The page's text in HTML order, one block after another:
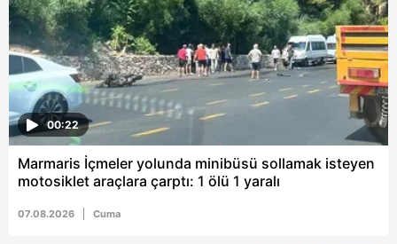
6698 sayılı Kişisel Verilerin Korunması Kanunu uyarınca
hazırlanmış Aydınlatma Metnimizi okumak ve sitemizde
ilgili mevzuata uygun olarak kullanılan çerezlerle ilgili bilgi
almak için lütfentıklayınız.
00:22
Marmaris İçmeler yolunda minibüsü sollamak isteyen
motosiklet araçlara çarptı: 1 ölü 1 yaralı
07.08.2026 Cuma